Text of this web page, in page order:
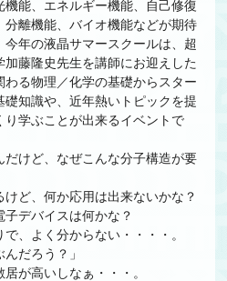
能、エネルギー機能、自己修復
離機能、バイオ機能などが期待
年の液晶サマースクールは、超
藤隆史先生を講師にお迎えした
る物理／化学の基礎からスター
礎知識や、近年熱いトピックを提
学ぶことが出来るイベントで
けど、なぜこんな分子構造が要
ど、何か応用は出来ないかな？
デバイスは何かな？
、よく分からない・・・・。
だろう？」
が高いしなぁ・・・。